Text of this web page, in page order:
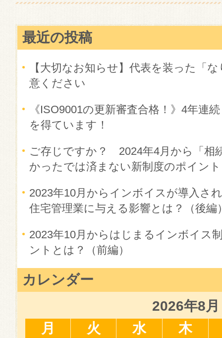
最近の投稿
【大切なお知らせ】代表を装った「
意ください
《ISO9001の更新審査合格！》4年連
を得ています！
ご存じですか？ 2024年4月から「相
かったでは済まない新制度のポイント
2023年10月からインボイスが導入さ
住宅管理業に与える影響とは？（後編
2023年10月からはじまるインボイス
ントとは？（前編）
カレンダー
2026年8月
月
火 水 木